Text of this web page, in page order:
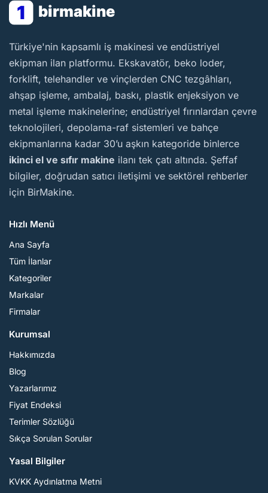
1 birmakine
BirMakine
Türkiye'nin kapsamlı iş makinesi ve endüstriyel
ekipman ilan platformu. Ekskavatör, beko loder,
forklift, telehandler ve vinçlerden CNC tezgâhları,
ahşap işleme, ambalaj, baskı, plastik enjeksiyon ve
metal işleme makinelerine; endüstriyel fırınlardan çevre
teknolojileri, depolama-raf sistemleri ve bahçe
ekipmanlarına kadar 30’u aşkın kategoride binlerce
ikinci el ve sıfır makine ilanı tek çatı altında. Şeffaf
bilgiler, doğrudan satıcı iletişimi ve sektörel rehberler
için BirMakine.
Hızlı Menü
Ana Sayfa
Tüm İlanlar
Kategoriler
Markalar
Firmalar
Kurumsal
Hakkımızda
Blog
Yazarlarımız
Fiyat Endeksi
Terimler Sözlüğü
Sıkça Sorulan Sorular
Yasal Bilgiler
KVKK Aydınlatma Metni